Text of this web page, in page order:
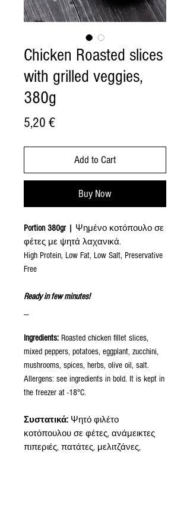
Chicken Roasted slices
with grilled veggies,
380g
5,20 €Price
Add to Cart
Buy Now
Portion 380gr | Ψημένο κοτόπουλο σε
φέτες με ψητά λαχανικά.
High Protein, Low Fat, Low Salt, Preservative
Free
Ready in few minutes!
Ingredients: Roasted chicken fillet slices,
mixed peppers, potatoes, eggplant, zucchini,
mushrooms, spices, herbs, olive oil, salt.
Allergens: see ingredients in bold. It is kept in
the freezer at -18°C.
Συστατικά: Ψητό φιλέτο
κοτόπουλου σε φέτες, ανάμεικτες
πιπεριές, πατάτες, μελιτζάνες,